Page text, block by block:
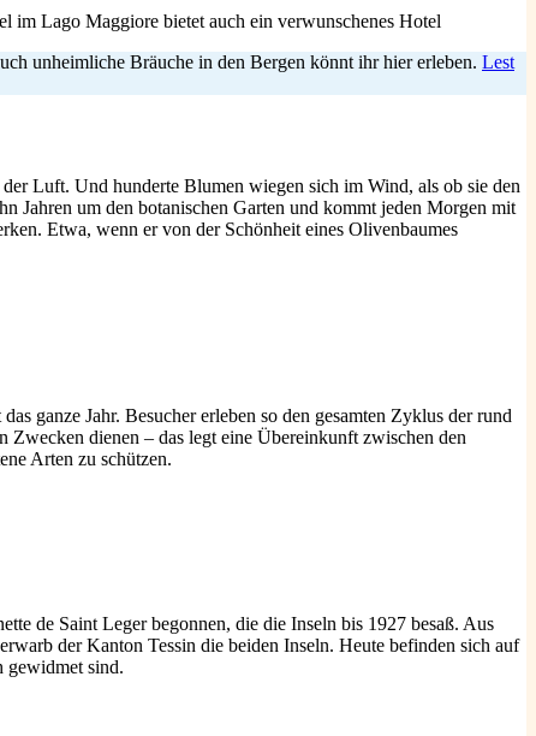
unheimliche Bräuche in den Bergen könnt ihr hier erleben. Lest
Luft. Und hunderte Blumen wiegen sich im Wind, als ob sie den
um den botanischen Garten und kommt jeden Morgen mit
Etwa, wenn er von der Schönheit eines Olivenbaumes
ganze Jahr. Besucher erleben so den gesamten Zyklus der rund
dienen – das legt eine Übereinkunft zwischen den
Arten zu schützen.
de Saint Leger begonnen, die die Inseln bis 1927 besaß. Aus
der Kanton Tessin die beiden Inseln. Heute befinden sich auf
gewidmet sind.